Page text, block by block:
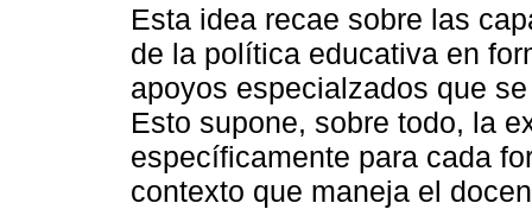
Esta idea recae sobre las
de la política educativa en
apoyos especialzados que
Esto supone, sobre todo, la
específicamente para cada
contexto que maneja el